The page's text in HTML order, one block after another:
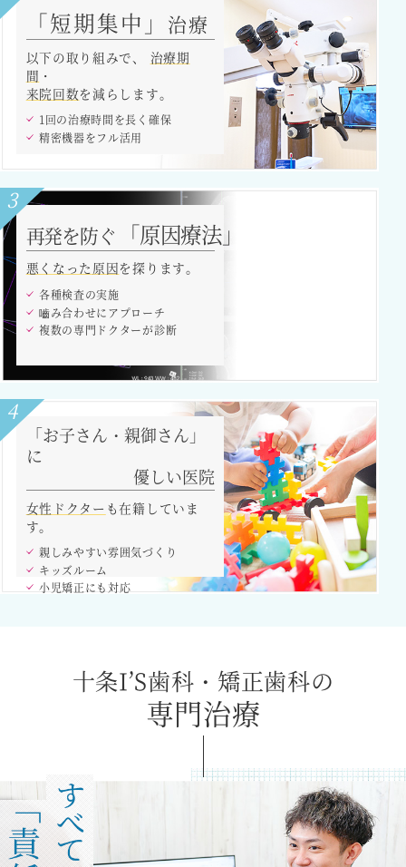
「短期集中」 治療
以下の取り組みで、 治療期
間 ・
来院回数を減らします。
1回の治療時間を長く確保
精密機器をフル活用
3
再発を防ぐ 「原因療法」
悪くなった原因を探ります。
各種検査の実施
嚙み合わせにアプローチ
複数の専門ドクターが診断
4
「お子さん・親御さん」
に
優しい医院
女性ドクター も在籍していま
す。
親しみやすい雰囲気づくり
キッズルーム
小児矯正にも対応
十条I’S歯科・矯正歯科の
専門治療